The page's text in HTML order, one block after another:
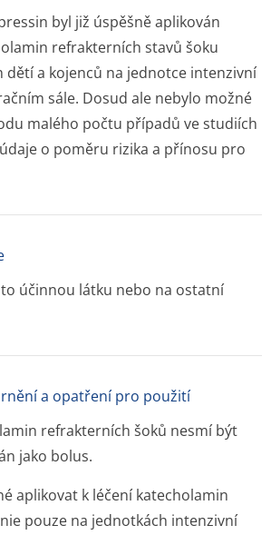
byl již úspěšně aplikován
refrakterních stavů šoku
dětí a kojenců na jednotce intenzivní
sále. Dosud ale nebylo možné
malého počtu případů ve studiích
o poměru rizika a přínosu pro
účinnou látku nebo na ostatní
a opatření pro použití
refrakterních šoků nesmí být
jako bolus.
aplikovat k léčení katecholamin
pouze na jednotkách intenzivní